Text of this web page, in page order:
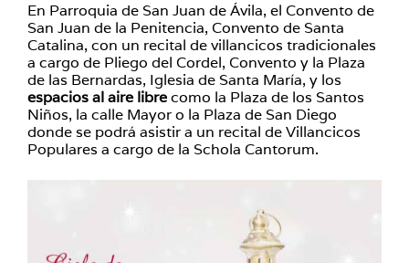
En Parroquia de San Juan de Ávila, el Convento de
San Juan de la Penitencia, Convento de Santa
Catalina, con un recital de villancicos tradicionales
a cargo de Pliego del Cordel, Convento y la Plaza
de las Bernardas, Iglesia de Santa María, y los
espacios al aire librecomo la Plaza de los Santos
Niños, la calle Mayor o la Plaza de San Diego
donde se podrá asistir a un recital de Villancicos
Populares a cargo de la Schola Cantorum.